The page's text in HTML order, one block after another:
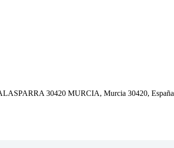
30420 MURCIA, Murcia 30420, España